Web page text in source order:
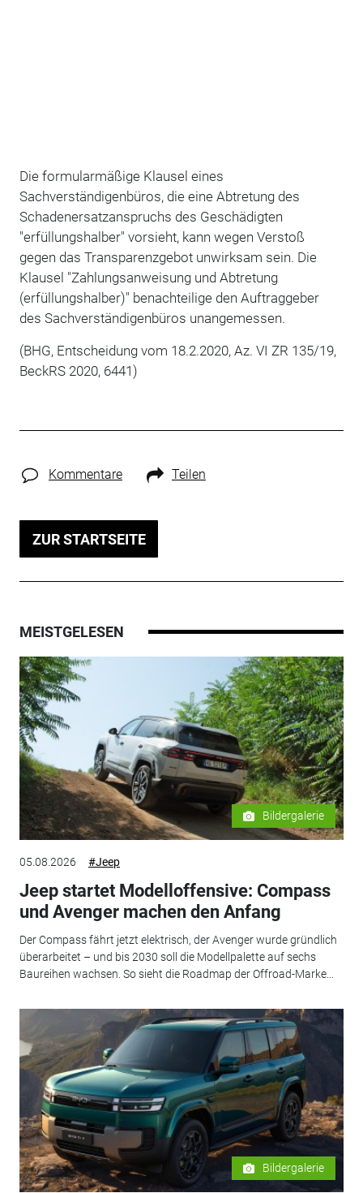
Die formularmäßige Klausel eines
Sachverständigenbüros, die eine Abtretung des
Schadenersatzanspruchs des Geschädigten
"erfüllungshalber" vorsieht, kann wegen Verstoß
gegen das Transparenzgebot unwirksam sein. Die
Klausel "Zahlungsanweisung und Abtretung
(erfüllungshalber)" benachteilige den Auftraggeber
des Sachverständigenbüros unangemessen.
(BHG, Entscheidung vom 18.2.2020, Az. VI ZR 135/19,
BeckRS 2020, 6441)
Kommentare Teilen
ZUR STARTSEITE
MEISTGELESEN
Bildergalerie
05.08.2026 #Jeep
Jeep startet Modelloffensive: Compass
und Avenger machen den Anfang
Der Compass fährt jetzt elektrisch, der Avenger wurde gründlich
überarbeitet – und bis 2030 soll die Modellpalette auf sechs
Baureihen wachsen. So sieht die Roadmap der Offroad-Marke...
Bildergalerie